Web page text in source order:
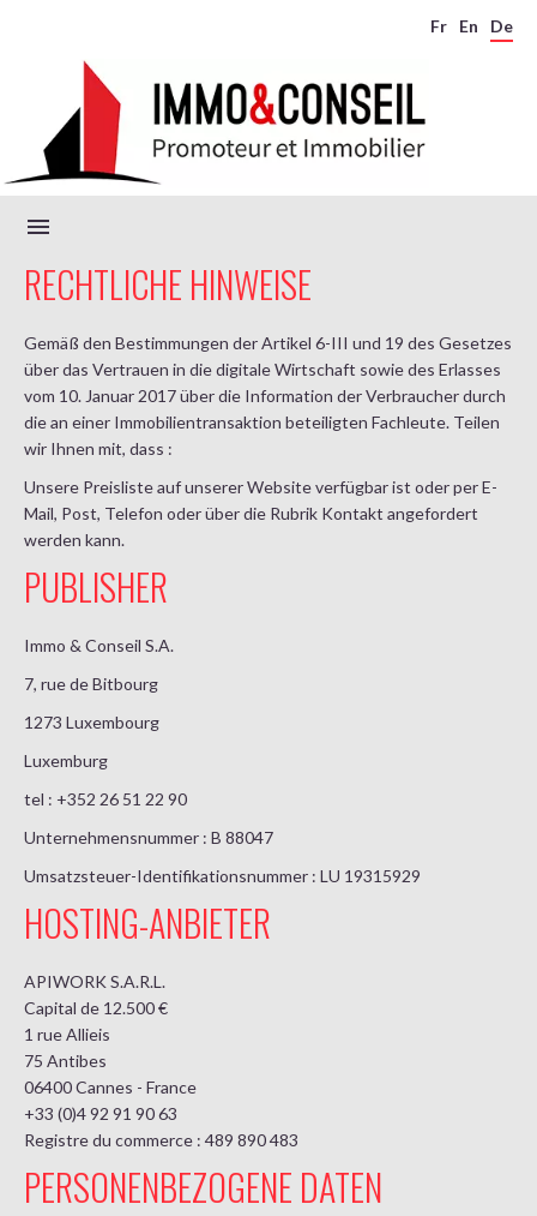
Fr En De
RECHTLICHE HINWEISE
Gemäß den Bestimmungen der Artikel 6-III und 19 des Gesetzes
über das Vertrauen in die digitale Wirtschaft sowie des Erlasses
vom 10. Januar 2017 über die Information der Verbraucher durch
die an einer Immobilientransaktion beteiligten Fachleute. Teilen
wir Ihnen mit, dass :
Unsere Preisliste auf unserer Website verfügbar ist oder per E-
Mail, Post, Telefon oder über die Rubrik Kontakt angefordert
werden kann.
PUBLISHER
Immo & Conseil S.A.
7, rue de Bitbourg
1273 Luxembourg
Luxemburg
tel : +352 26 51 22 90
Unternehmensnummer : B 88047
Umsatzsteuer-Identifikationsnummer : LU 19315929
HOSTING-ANBIETER
APIWORK S.A.R.L.
Capital de 12.500 €
1 rue Allieis
75 Antibes
06400 Cannes - France
+33 (0)4 92 91 90 63
Registre du commerce : 489 890 483
PERSONENBEZOGENE DATEN